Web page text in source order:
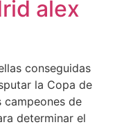
alex
conseguidas
la Copa de
campeones de
determinar el